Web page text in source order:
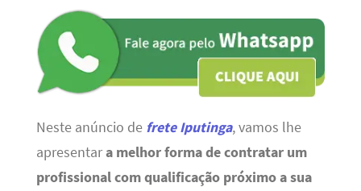
Neste anúncio de frete Iputinga, vamos lhe
apresentara melhor forma de contratar um
profissional com qualificação próximo a sua